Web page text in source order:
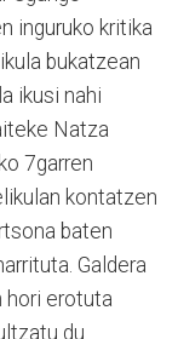
inguruko kritika
bukatzean
ikusi nahi
Natza
7garren
kontatzen
baten
Galdera
hori erotuta
du